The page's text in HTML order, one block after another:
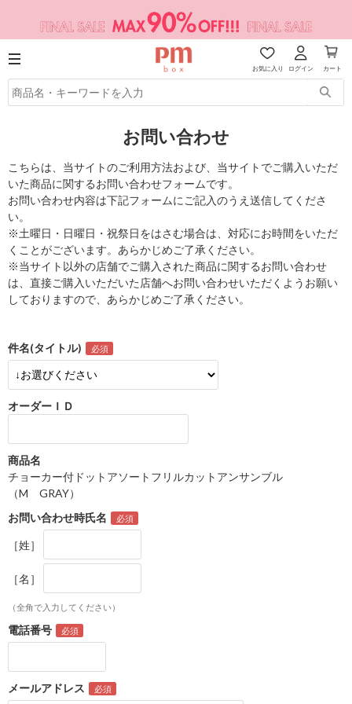
お気に入り ログイン カート
お問い合わせ
こちらは、当サイトのご利用方法および、当サイトでご購入いただ
いた商品に関するお問い合わせフォームです。
お問い合わせ内容は下記フォームにご記入のうえ送信してくださ
い。
※土曜日・日曜日・祝祭日をはさむ場合は、対応にお時間をいただ
くことがございます。あらかじめご了承ください。
※当サイト以外の店舗でご購入された商品に関するお問い合わせ
は、直接ご購入いただいた店舗へお問い合わせいただくようお願い
しておりますので、あらかじめご了承ください。
件名(タイトル)
オーダーＩＤ
商品名
チョーカー付ドットアソートフリルカットアンサンブル
（M GRAY）
お問い合わせ時氏名
［姓］
［名］
（全角で入力してください）
電話番号
メールアドレス